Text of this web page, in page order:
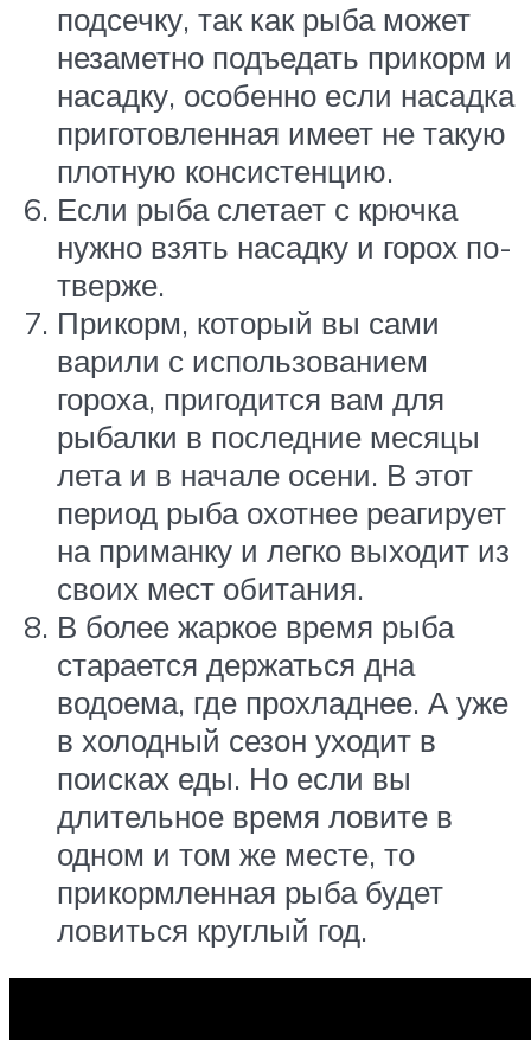
подсечку, так как рыба может
незаметно подъедать прикорм и
насадку, особенно если насадка
приготовленная имеет не такую
плотную консистенцию.
Если рыба слетает с крючка
нужно взять насадку и горох по-
тверже.
Прикорм, который вы сами
варили с использованием
гороха, пригодится вам для
рыбалки в последние месяцы
лета и в начале осени. В этот
период рыба охотнее реагирует
на приманку и легко выходит из
своих мест обитания.
В более жаркое время рыба
старается держаться дна
водоема, где прохладнее. А уже
в холодный сезон уходит в
поисках еды. Но если вы
длительное время ловите в
одном и том же месте, то
прикормленная рыба будет
ловиться круглый год.